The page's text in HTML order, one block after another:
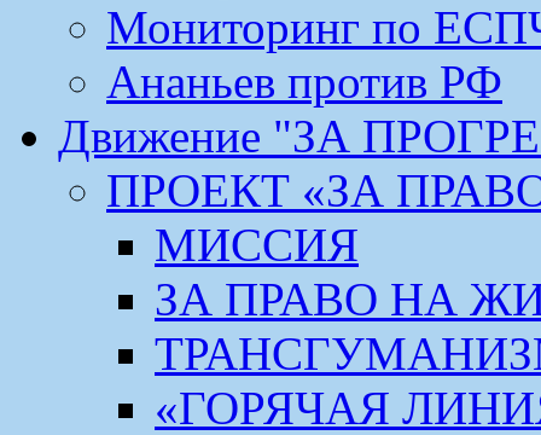
Мониторинг по
Ананьев против РФ
Движение "ЗА
ПРОЕКТ «ЗА
МИССИЯ
ЗА ПРАВО НА
«ГОРЯЧАЯ